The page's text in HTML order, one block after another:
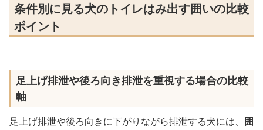
条件別に見る犬のトイレはみ出す囲いの比較
ポイント
足上げ排泄や後ろ向き排泄を重視する場合の比較
軸
足上げ排泄や後ろ向きに下がりながら排泄する犬には、 囲